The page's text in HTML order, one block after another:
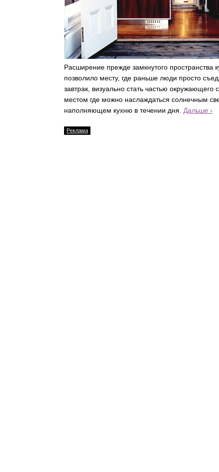
Расширение прежде замкнутого пространства
позволило месту, где раньше люди просто
завтрак, визуально стать частью окружающего
местом где можно наслаждаться солнечным
наполняющем кухню в течении дня. Дальше ›
Реклама